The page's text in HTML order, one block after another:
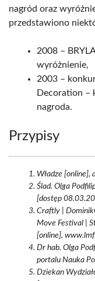
nagród oraz
przedstawiono
2008 –
wyróżnienie,
2003 –
Decoration –
nagroda.
Przypisy
Władze [online],
Ślad. Olga
[dostęp
Craftly |
Move Festival |
[online],
Dr hab. Olga
portalu Nauka
Dziekan